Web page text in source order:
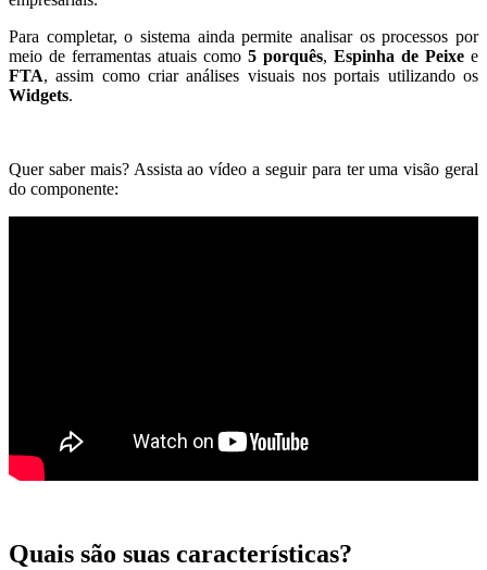
Para completar, o sistema ainda permite analisar os processos por
meio de ferramentas atuais como 5 porquês, Espinha de Peixe e
FTA, assim como criar análises visuais nos portais utilizando os
Widgets.
Quer saber mais? Assista ao vídeo a seguir para ter uma visão geral
do componente:
Quais são suas características?